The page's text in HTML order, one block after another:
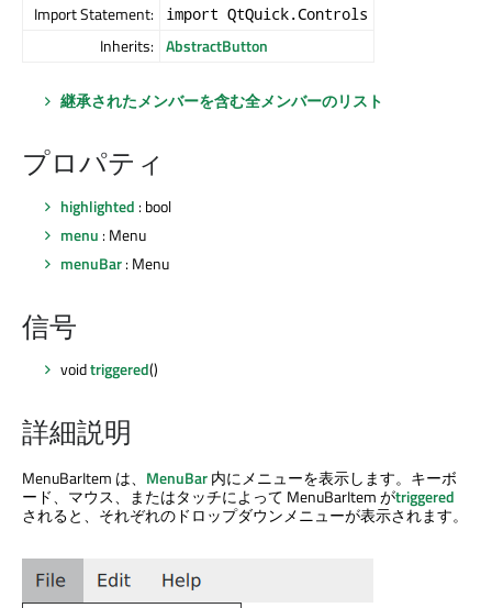
Import Statement: import QtQuick.Controls
Inherits: AbstractButton
継承されたメンバーを含む全メンバーのリスト
プロパティ
highlighted : bool
menu : Menu
menuBar: Menu
信号
voidtriggered()
詳細説明
MenuBarItem は、 MenuBar内にメニューを表示します。キーボ
ード、マウス、またはタッチによって MenuBarItem がtriggered
されると、それぞれのドロップダウンメニューが表示されます。